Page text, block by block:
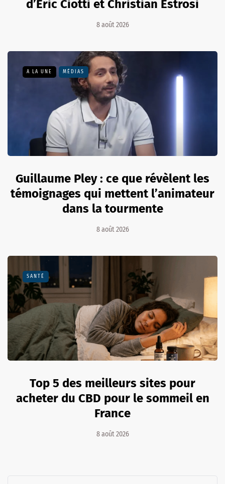
d’Éric Ciotti et Christian Estrosi
8 août 2026
A LA UNE MÉDIAS
Guillaume Pley : ce que révèlent les
témoignages qui mettent l’animateur
dans la tourmente
8 août 2026
SANTÉ
Top 5 des meilleurs sites pour
acheter du CBD pour le sommeil en
France
8 août 2026